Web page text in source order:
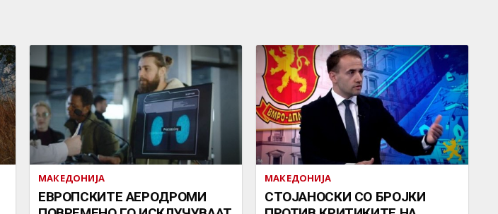
МАКЕДОНИЈА
ЕВРОПСКИТЕ АЕРОДРОМИ
МАКЕДОНИЈА
СТОЈАНОСКИ СО БРОЈКИ